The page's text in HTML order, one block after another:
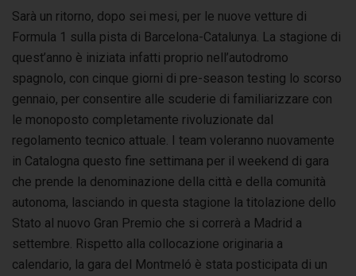
Sarà un ritorno, dopo sei mesi, per le nuove vetture di
Formula 1 sulla pista di Barcelona-Catalunya. La stagione di
quest’anno è iniziata infatti proprio nell’autodromo
spagnolo, con cinque giorni di pre-season testing lo scorso
gennaio, per consentire alle scuderie di familiarizzare con
le monoposto completamente rivoluzionate dal
regolamento tecnico attuale. I team voleranno nuovamente
in Catalogna questo fine settimana per il weekend di gara
che prende la denominazione della città e della comunità
autonoma, lasciando in questa stagione la titolazione dello
Stato al nuovo Gran Premio che si correrà a Madrid a
settembre. Rispetto alla collocazione originaria a
calendario, la gara del Montmeló è stata posticipata di un